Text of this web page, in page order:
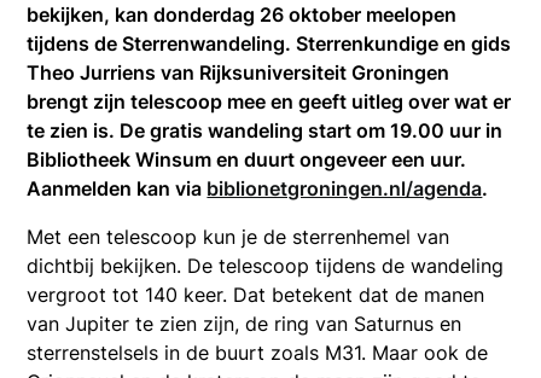
bekijken, kan donderdag 26 oktober meelopen
tijdens de Sterrenwandeling. Sterrenkundige en gids
Theo Jurriens van Rijksuniversiteit Groningen
brengt zijn telescoop mee en geeft uitleg over wat er
te zien is. De gratis wandeling start om 19.00 uur in
Bibliotheek Winsum en duurt ongeveer een uur.
Aanmelden kan via biblionetgroningen.nl/agenda.
Met een telescoop kun je de sterrenhemel van
dichtbij bekijken. De telescoop tijdens de wandeling
vergroot tot 140 keer. Dat betekent dat de manen
van Jupiter te zien zijn, de ring van Saturnus en
sterrenstelsels in de buurt zoals M31. Maar ook de